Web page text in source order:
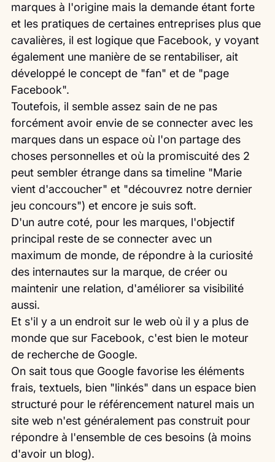
marques à l'origine mais la demande étant forte
et les pratiques de certaines entreprises plus que
cavalières, il est logique que Facebook, y voyant
également une manière de se rentabiliser, ait
développé le concept de "fan" et de "page
Facebook".
Toutefois, il semble assez sain de ne pas
forcément avoir envie de se connecter avec les
marques dans un espace où l'on partage des
choses personnelles et où la promiscuité des 2
peut sembler étrange dans sa timeline "Marie
vient d'accoucher" et "découvrez notre dernier
jeu concours") et encore je suis soft.
D'un autre coté, pour les marques, l'objectif
principal reste de se connecter avec un
maximum de monde, de répondre à la curiosité
des internautes sur la marque, de créer ou
maintenir une relation, d'améliorer sa visibilité
aussi.
Et s'il y a un endroit sur le web où il y a plus de
monde que sur Facebook, c'est bien le moteur
de recherche de Google.
On sait tous que Google favorise les éléments
frais, textuels, bien "linkés" dans un espace bien
structuré pour le référencement naturel mais un
site web n'est généralement pas construit pour
répondre à l'ensemble de ces besoins (à moins
d'avoir un blog).